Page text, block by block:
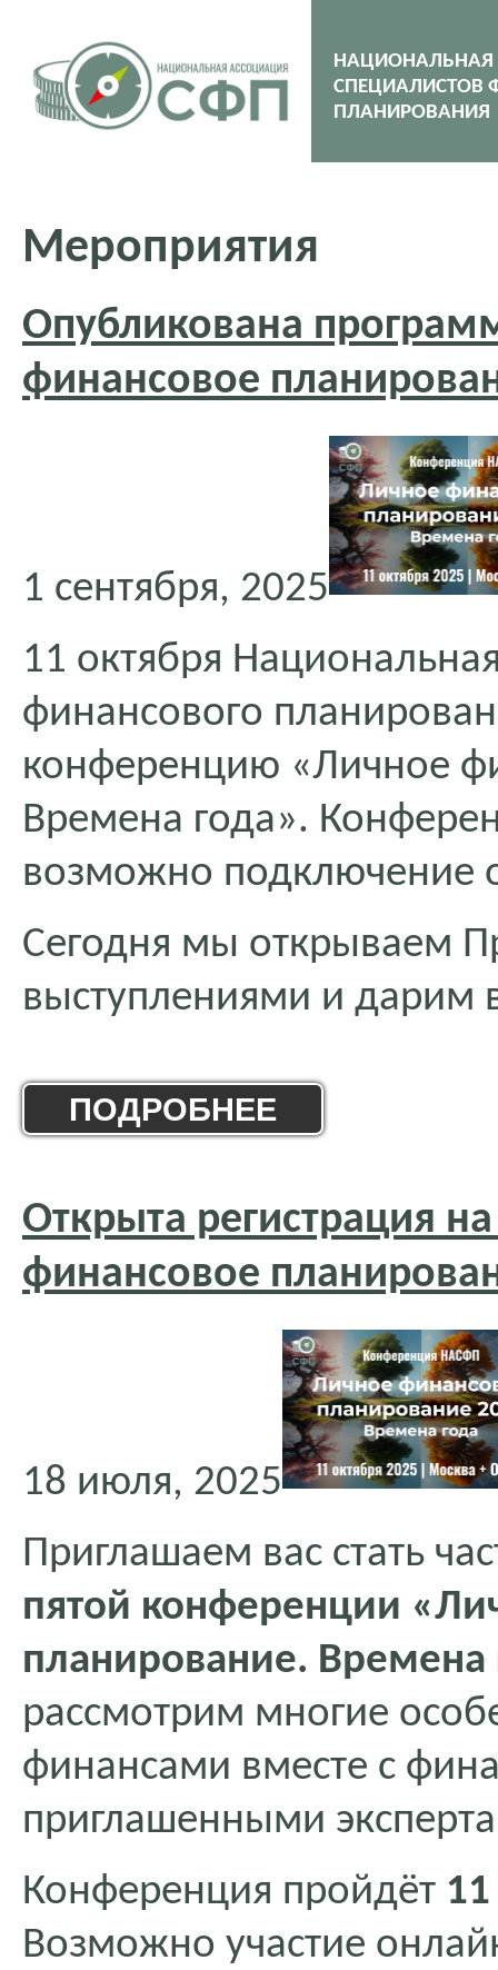
НАЦИОНАЛЬНАЯ
СПЕЦИАЛИСТОВ
ПЛАНИРОВАНИЯ
Мероприятия
Опубликована
финансовое
1 сентября, 2025
11 октября
финансового
конференцию «Личное
Времена года».
возможно подключение
Сегодня мы открываем
выступлениями и дарим
ПОДРОБНЕЕ
Открыта регистрация
финансовое
18 июля, 2025
Приглашаем вас стать
пятой конференции
планирование. Времена
рассмотрим многие
финансами вместе с
приглашенными
Конференция пройдёт
Возможно участие